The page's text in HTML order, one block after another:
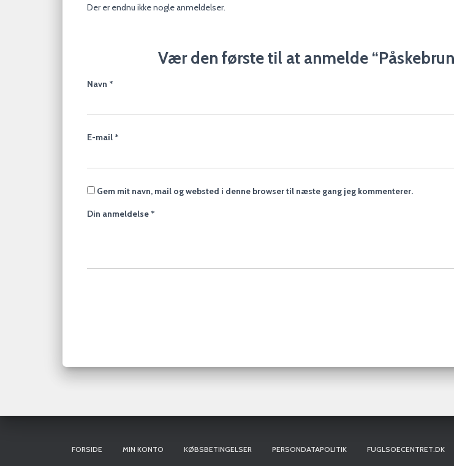
Der er endnu ikke nogle anmeldelser.
Vær den første til at anmelde
Navn *
E-mail *
Gem mit navn, mail og websted i denne browser til næste gang jeg kommenterer.
Din anmeldelse *
FORSIDE MIN KONTO KØBSBETINGELSER PERSONDATAPOLITIK FUGLSOECENTRET.DK